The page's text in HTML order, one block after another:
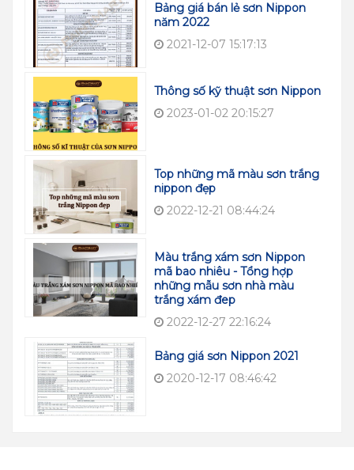
Bảng giá bán lẻ sơn Nippon
năm 2022
2021-12-07 15:17:13
Thông số kỹ thuật sơn Nippon
2023-01-02 20:15:27
Top những mã màu sơn trắng
nippon đẹp
2022-12-21 08:44:24
Màu trắng xám sơn Nippon
mã bao nhiêu - Tổng hợp
những mẫu sơn nhà màu
trắng xám đep
2022-12-27 22:16:24
Bảng giá sơn Nippon 2021
2020-12-17 08:46:42